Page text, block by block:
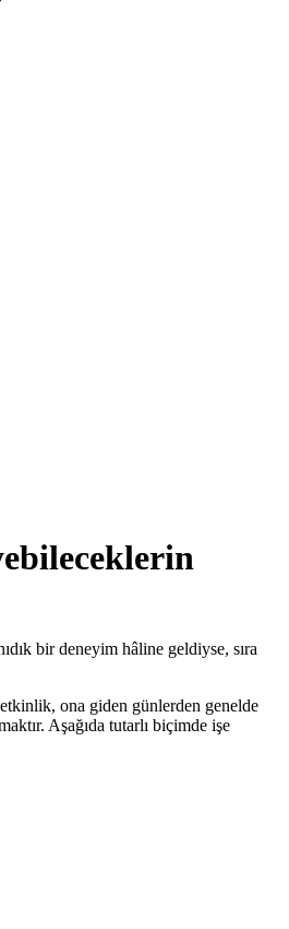
bir deneyim hâline geldiyse, sıra
ona giden günlerden genelde
Aşağıda tutarlı biçimde işe